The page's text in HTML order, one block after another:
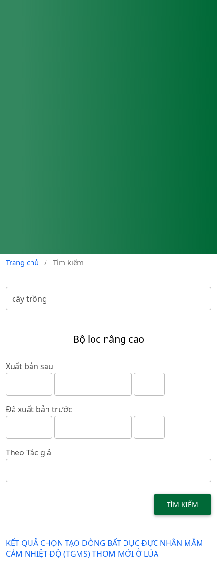
Trang chủ / Tìm kiếm
Bộ lọc nâng cao
Xuất bản sau
Đã xuất bản trước
Theo Tác giả
TÌM KIẾM
KẾT QUẢ CHỌN TẠO DÒNG BẤT DỤC ĐỰC NHÂN MẪM
CẢM NHIỆT ĐỘ (TGMS) THƠM MỚI Ở LÚA